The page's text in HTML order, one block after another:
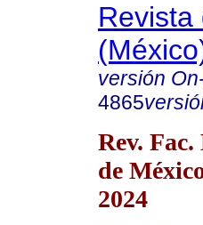
Revista
versión
4865
Rev.
de
2024